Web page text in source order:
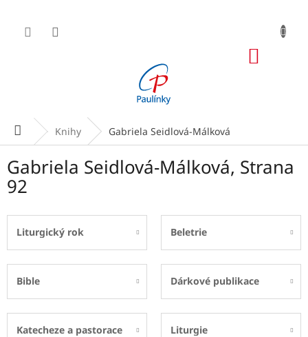
obsah
Domů Knihy Gabriela Seidlová-Málková
Gabriela Seidlová-Málková, Strana
92
Liturgický rok Beletrie
Bible Dárkové publikace
Katecheze a pastorace Liturgie